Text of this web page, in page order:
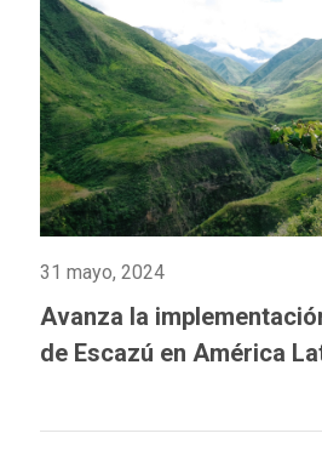
31 mayo, 2024
Avanza la
de Escazú en América